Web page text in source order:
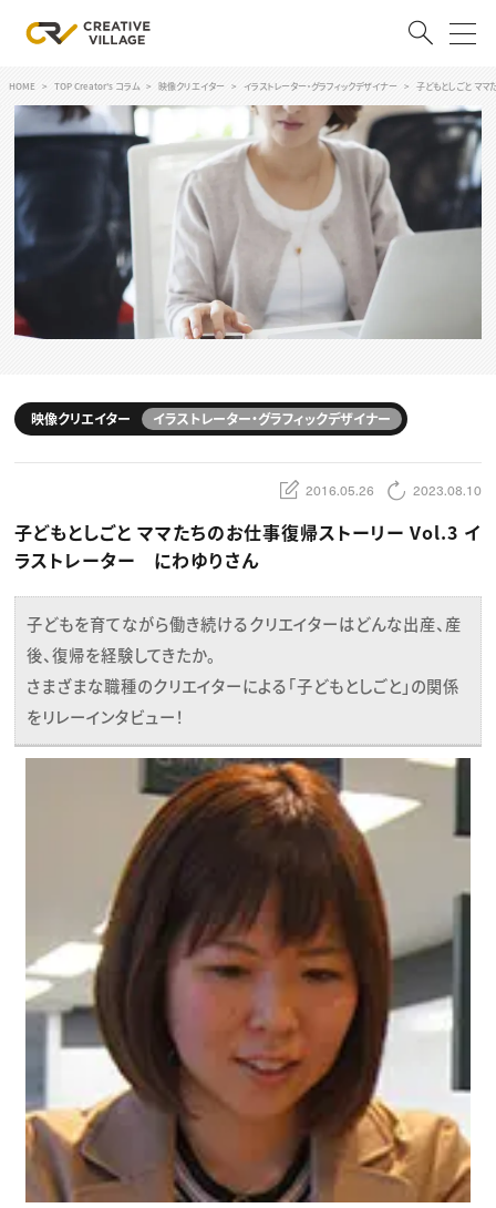
ログイン 会員登録
クリエイター求人を探す
CREATIVE JOB求人検索
特集求人
採用説明会
スキルアップしたい！
デザイン
編集・ライティング
マーケティング
ディレクション
業界解説・キャリア事情
お役立ち基礎知識
TOP Creator’s コラム
Webクリエイター
アプリクリエイター
ゲームクリエイター
映像クリエイター
マーケッター
クリエイターインタビュー
C＆R Magazine
セミナー
ニュース・トレンド トップ
Web
映像
ゲーム・エンタメ
広告
出版
CREATIVE VILLAGEからのお知らせ
プロフェッショナル×つながる×メディア
HOME TOP Creator's コラム 映像クリエイター イラストレーター・グラフィックデザイナー 子どもとしごと マ
映像クリエイター イラストレーター・グラフィックデザイナー
2016.05.26 2023.08.10
子どもとしごと ママたちのお仕事復帰ストーリー Vol.3 イ
ラストレーター にわゆりさん
子どもを育てながら働き続けるクリエイターはどんな出産、産
後、復帰を経験してきたか。
さまざまな職種のクリエイターによる「子どもとしごと」の関係
をリレーインタビュー！